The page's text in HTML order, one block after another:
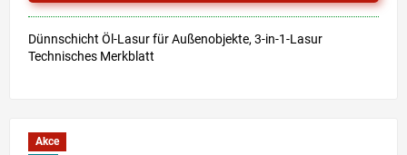
Sternen.
Dünnschicht Öl-Lasur für Außenobjekte, 3-in-1-Lasur
Technisches Merkblatt
Akce